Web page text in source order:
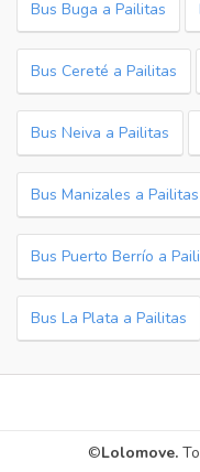
Bus Buga a Pailitas
Bus Cereté a Pailitas
Bus Neiva a Pailitas
Bus Manizales a Pailitas
Bus Puerto Berrío a
Bus La Plata a Pailitas
©Lolomove.